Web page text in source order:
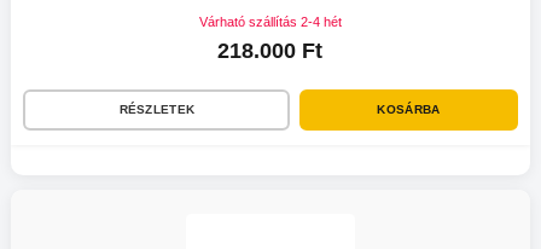
Várható szállítás 2-4 hét
218.000 Ft
RÉSZLETEK KOSÁRBA